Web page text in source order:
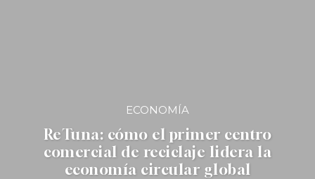
ECONOMÍA
ReTuna: cómo el primer centro
comercial de reciclaje lidera la
economía circular global